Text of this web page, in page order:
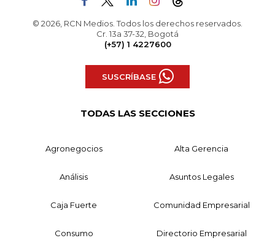
© 2026, RCN Medios. Todos los derechos reservados.
Cr. 13a 37-32, Bogotá
(+57) 1 4227600
SUSCRÍBASE
TODAS LAS SECCIONES
Agronegocios Alta Gerencia
Análisis Asuntos Legales
Caja Fuerte Comunidad Empresarial
Consumo Directorio Empresarial